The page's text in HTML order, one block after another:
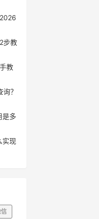
步教
教
？
是多
实现